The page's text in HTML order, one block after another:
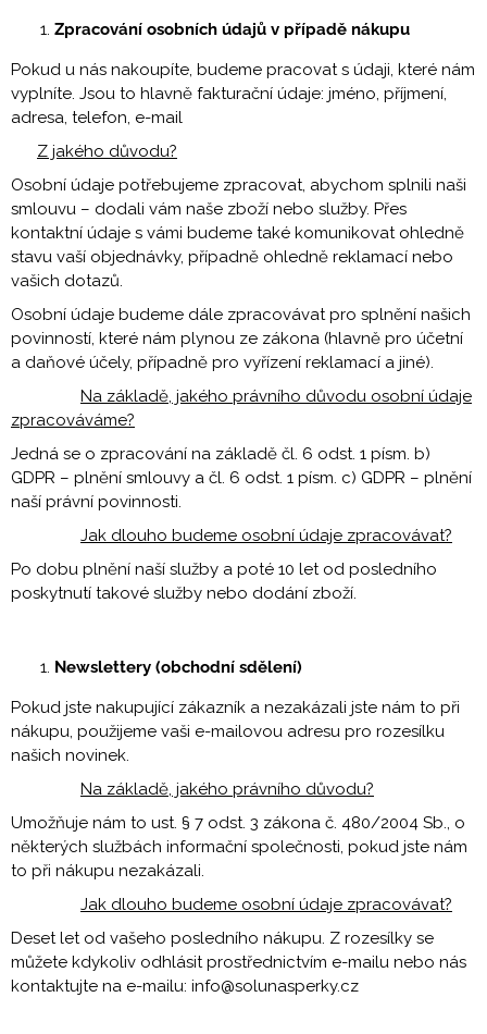
Zpracování osobních údajů v případě nákupu
Pokud u nás nakoupíte, budeme pracovat s údaji, které nám
vyplníte. Jsou to hlavně fakturační údaje: jméno, příjmení,
adresa, telefon, e-mail
Z jakého důvodu?
Osobní údaje potřebujeme zpracovat, abychom splnili naši
smlouvu – dodali vám naše zboží nebo služby. Přes
kontaktní údaje s vámi budeme také komunikovat ohledně
stavu vaší objednávky, případně ohledně reklamací nebo
vašich dotazů.
Osobní údaje budeme dále zpracovávat pro splnění našich
povinností, které nám plynou ze zákona (hlavně pro účetní
a daňové účely, případně pro vyřízení reklamací a jiné).
Na základě, jakého právního důvodu osobní údaje
zpracováváme?
Jedná se o zpracování na základě čl. 6 odst. 1 písm. b)
GDPR – plnění smlouvy a čl. 6 odst. 1 písm. c) GDPR – plnění
naší právní povinnosti.
Jak dlouho budeme osobní údaje zpracovávat?
Po dobu plnění naší služby a poté 10 let od posledního
poskytnutí takové služby nebo dodání zboží.
Newslettery (obchodní sdělení)
Pokud jste nakupující zákazník a nezakázali jste nám to při
nákupu, použijeme vaši e-mailovou adresu pro rozesílku
našich novinek.
Na základě, jakého právního důvodu?
Umožňuje nám to ust. § 7 odst. 3 zákona č. 480/2004 Sb., o
některých službách informační společnosti, pokud jste nám
to při nákupu nezakázali.
Jak dlouho budeme osobní údaje zpracovávat?
Deset let od vašeho posledního nákupu. Z rozesílky se
můžete kdykoliv odhlásit prostřednictvím e-mailu nebo nás
kontaktujte na e-mailu: info@solunasperky.cz
500